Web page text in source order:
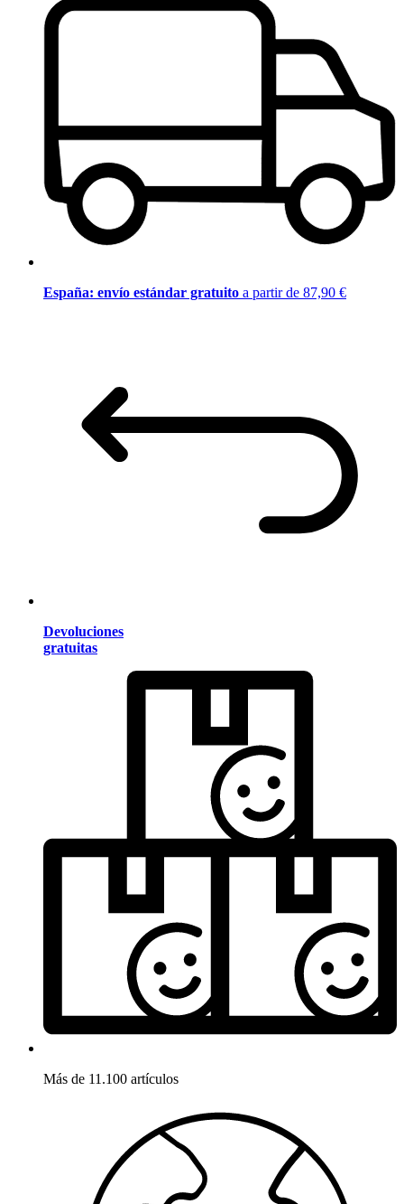
España: envío estándar gratuito a partir de 87,90 €
Devoluciones
gratuitas
Más de 11.100 artículos